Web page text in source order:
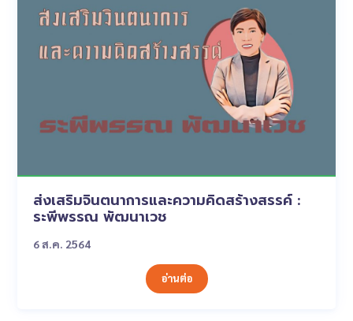
ส่งเสริมจินตนาการและความคิดสร้างสรรค์ :
ระพีพรรณ พัฒนาเวช
6 ส.ค. 2564
อ่านต่อ